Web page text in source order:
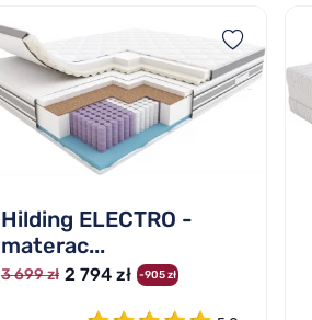
Hilding ELECTRO -
materac...
3 699 zł 2 794 zł -905 zł